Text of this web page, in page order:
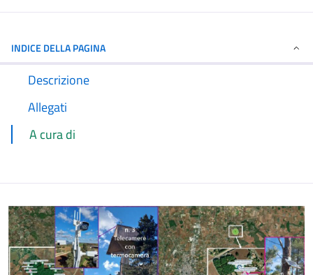
INDICE DELLA PAGINA
Descrizione
Allegati
A cura di